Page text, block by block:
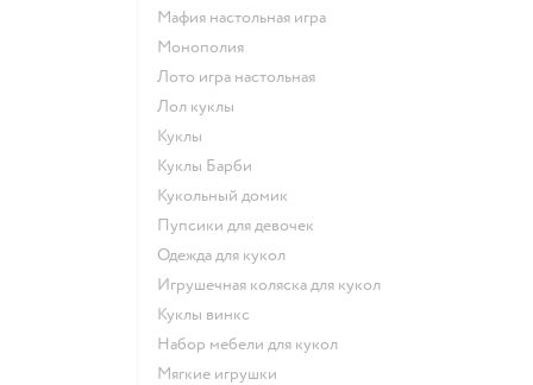
Мафия настольная игра
Монополия
Лото игра настольная
Лол куклы
Куклы
Куклы Барби
Кукольный домик
Пупсики для девочек
Одежда для кукол
Игрушечная коляска для кукол
Куклы винкс
Набор мебели для кукол
Мягкие игрушки